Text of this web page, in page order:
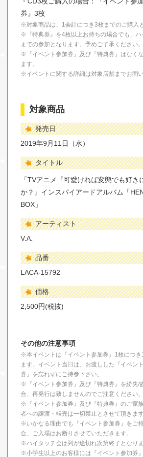
券』3枚
※対象商品は、1会計につき3枚までのご購入
※『特典券』を4枚以上お持ちの場合でも、ハ
までの参加となります。予めご了承ください。
※『イベント参加券』及び『特典券』はなく
ます。
※イベントに関する詳細は対象店舗までお問い
対象商品
発売日
2019年9月11日（水）
タイトル
「TVアニメ『可愛ければ変態でも好き
か？』インスパイアードアルバム「
BOX」
アーティスト
V.A.
品番
LACA-15792
価格
2,500円(税抜)
その他の注意事項
※本イベントは『イベント参加券』1枚につき
ます。イベント当日は、お渡しした『イベン
券』を忘れずにご持参下さい。
※『イベント参加券』及び『特典券』を紛失/
合、再発行は致しませんのでご注意ください。
※『イベント参加券』及び『特典券』のご家
者への譲渡・転売は一切禁止とさせて頂きます
※いかなる理由でも『イベント参加券』をご
合、ご入場はお断りさせていただきます。
※ハイタッチ会は列が途切れ次第終了となりま
※小学生以上のお客様には『イベント参加券